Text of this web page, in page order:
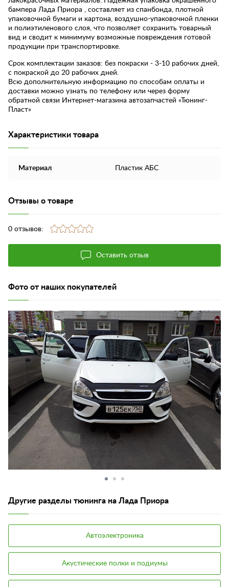
бампера Лада Приора , составляет из спанбонда, плотной
упаковочной бумаги и картона, воздушно-упаковочной пленки
и полиэтиленового слоя, что позволяет сохранить товарный
вид и сводит к минимуму возможные повреждения готовой
продукции при транспортировке.
Срок комплектации заказов: без покраски - 3-10 рабочих дней,
с покраской до 20 рабочих дней.
Всю дополнительную информацию по способам оплаты и
доставки можно узнать по телефону или через форму
обратной связи Интернет-магазина автозапчастей «Тюнинг-
Пласт»
Характеристики товара
Материал Пластик АБС
Отзывы о товаре
0 отзывов:
Оставить отзыв
Фото от наших покупателей
Другие разделы тюнинга на Лада Приора
Автоэлектроника
Акустические полки и подиумы